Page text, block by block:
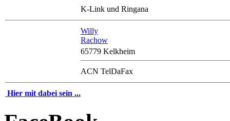
K-Link und Ringana
Willy
Rachow
65779 Kelkheim
ACN TelDaFax
Hier mit dabei sein ...